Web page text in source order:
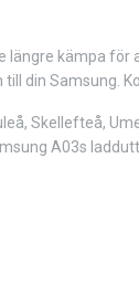
längre kämpa
din Samsung.
Skellefteå,
A03s